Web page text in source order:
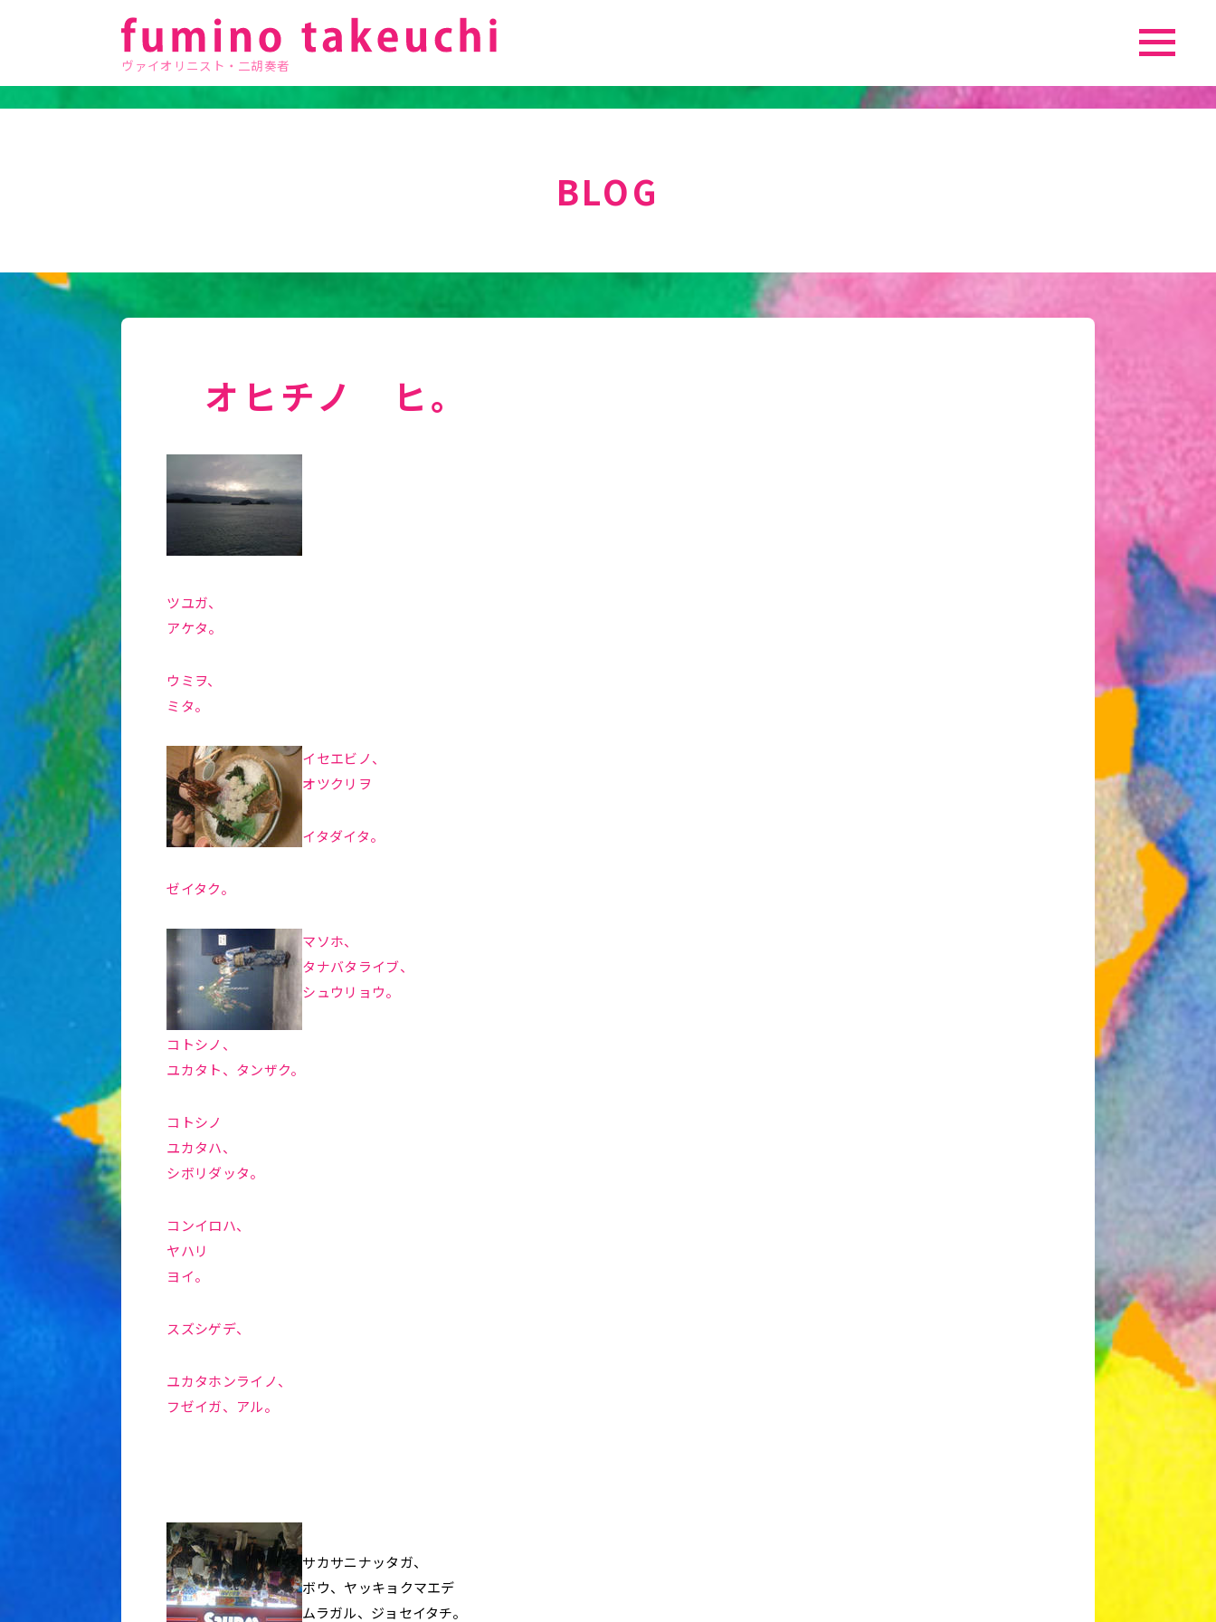
ヴァイオリニスト・二胡奏者
BLOG
オヒチノ ヒ。
ツユガ、
アケタ。
ウミヲ、
ミタ。
イセエビノ、
オツクリヲ
イタダイタ。
ゼイタク。
マソホ、
タナバタライブ、
シュウリョウ。
コトシノ、
ユカタト、タンザク。
コトシノ
ユカタハ、
シボリダッタ。
コンイロハ、
ヤハリ
ヨイ。
スズシゲデ、
ユカタホンライノ、
フゼイガ、アル。
サカサニナッタガ、
ボウ、ヤッキョクマエデ
ムラガル、ジョセイタチ。